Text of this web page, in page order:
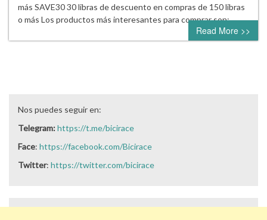
más SAVE30 30 libras de descuento en compras de 150 libras
o más Los productos más interesantes para comprar son:…
Read More >>
Nos puedes seguir en:
Telegram:https://t.me/bicirace
Face: https://facebook.com/Bicirace
Twitter: https://twitter.com/bicirace